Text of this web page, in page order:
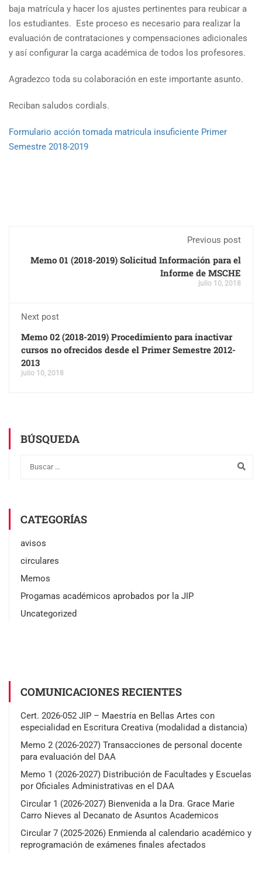
baja matrícula y hacer los ajustes pertinentes para reubicar a
los estudiantes. Este proceso es necesario para realizar la
evaluación de contrataciones y compensaciones adicionales
y así configurar la carga académica de todos los profesores.
Agradezco toda su colaboración en este importante asunto.
Reciban saludos cordials.
Formulario acción tomada matricula insuficiente Primer
Semestre 2018-2019
Previous post
Memo 01 (2018-2019) Solicitud Información para el
Informe de MSCHE
julio 10, 2018
Next post
Memo 02 (2018-2019) Procedimiento para inactivar
cursos no ofrecidos desde el Primer Semestre 2012-
2013
julio 10, 2018
BÚSQUEDA
CATEGORÍAS
avisos
circulares
Memos
Progamas académicos aprobados por la JIP
Uncategorized
COMUNICACIONES RECIENTES
Cert. 2026-052 JIP – Maestría en Bellas Artes con
especialidad en Escritura Creativa (modalidad a distancia)
Memo 2 (2026-2027) Transacciones de personal docente
para evaluación del DAA
Memo 1 (2026-2027) Distribución de Facultades y Escuelas
por Oficiales Administrativas en el DAA
Circular 1 (2026-2027) Bienvenida a la Dra. Grace Marie
Carro Nieves al Decanato de Asuntos Academicos
Circular 7 (2025-2026) Enmienda al calendario académico y
reprogramación de exámenes finales afectados